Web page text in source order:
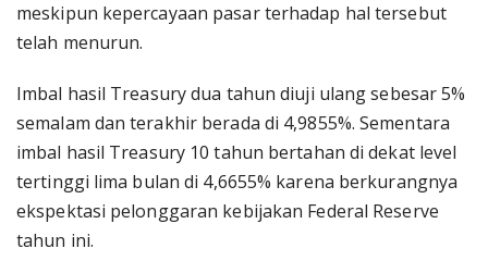
meskipun kepercayaan pasar terhadap hal tersebut
telah menurun.
Imbal hasil Treasury dua tahun diuji ulang sebesar 5%
semalam dan terakhir berada di 4,9855%. Sementara
imbal hasil Treasury 10 tahun bertahan di dekat level
tertinggi lima bulan di 4,6655% karena berkurangnya
ekspektasi pelonggaran kebijakan Federal Reserve
tahun ini.